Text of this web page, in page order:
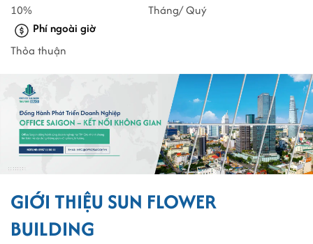
10%
Tháng/ Quý
Phí ngoài giờ
Thỏa thuận
GIỚI THIỆU SUN FLOWER
BUILDING